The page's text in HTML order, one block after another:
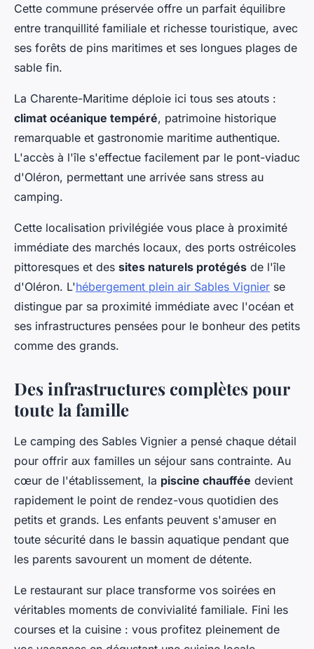
Cette commune préservée offre un parfait équilibre
entre tranquillité familiale et richesse touristique, avec
ses forêts de pins maritimes et ses longues plages de
sable fin.
La Charente-Maritime déploie ici tous ses atouts :
climat océanique tempéré, patrimoine historique
remarquable et gastronomie maritime authentique.
L'accès à l'île s'effectue facilement par le pont-viaduc
d'Oléron, permettant une arrivée sans stress au
camping.
Cette localisation privilégiée vous place à proximité
immédiate des marchés locaux, des ports ostréicoles
pittoresques et des sites naturels protégés de l'île
d'Oléron. L'hébergement plein air Sables Vignier se
distingue par sa proximité immédiate avec l'océan et
ses infrastructures pensées pour le bonheur des petits
comme des grands.
Des infrastructures complètes pour
toute la famille
Le camping des Sables Vignier a pensé chaque détail
pour offrir aux familles un séjour sans contrainte. Au
cœur de l'établissement, la piscine chauffée devient
rapidement le point de rendez-vous quotidien des
petits et grands. Les enfants peuvent s'amuser en
toute sécurité dans le bassin aquatique pendant que
les parents savourent un moment de détente.
Le restaurant sur place transforme vos soirées en
véritables moments de convivialité familiale. Fini les
courses et la cuisine : vous profitez pleinement de